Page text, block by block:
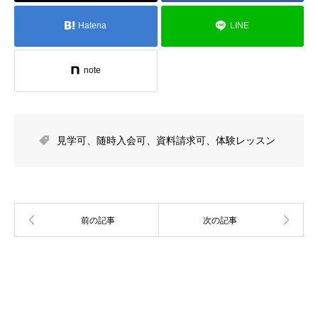
Hatena LINE
note
見学可 随時入会可 資料請求可 体験レッスン